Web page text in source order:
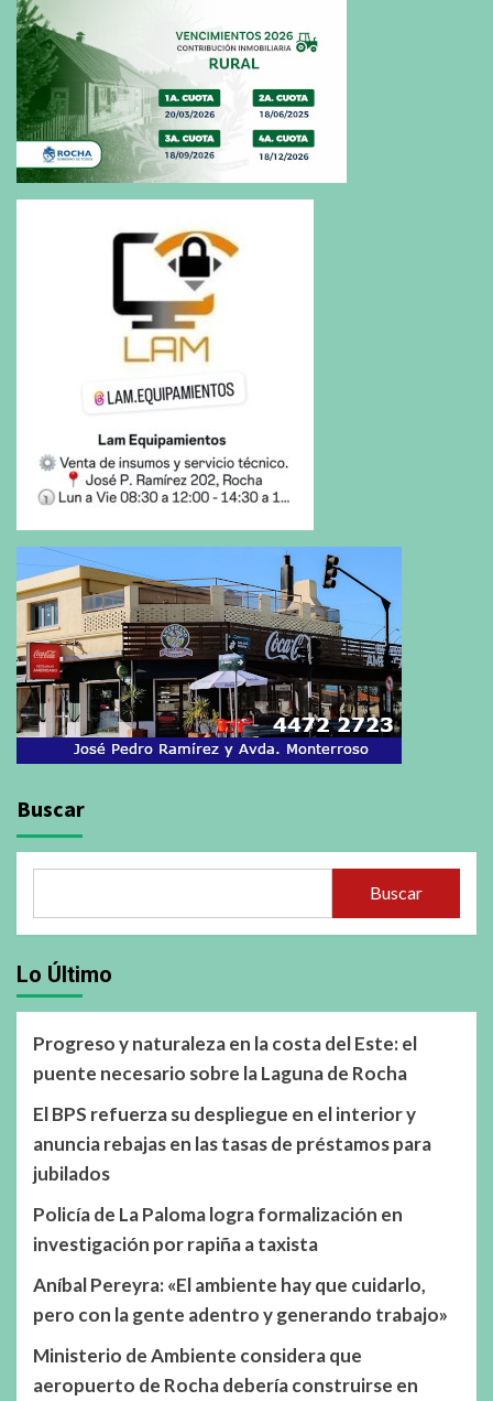
Buscar
Buscar
Lo Último
Progreso y naturaleza en la costa del Este: el
puente necesario sobre la Laguna de Rocha
El BPS refuerza su despliegue en el interior y
anuncia rebajas en las tasas de préstamos para
jubilados
Policía de La Paloma logra formalización en
investigación por rapiña a taxista
Aníbal Pereyra: «El ambiente hay que cuidarlo,
pero con la gente adentro y generando trabajo»
Ministerio de Ambiente considera que
aeropuerto de Rocha debería construirse en